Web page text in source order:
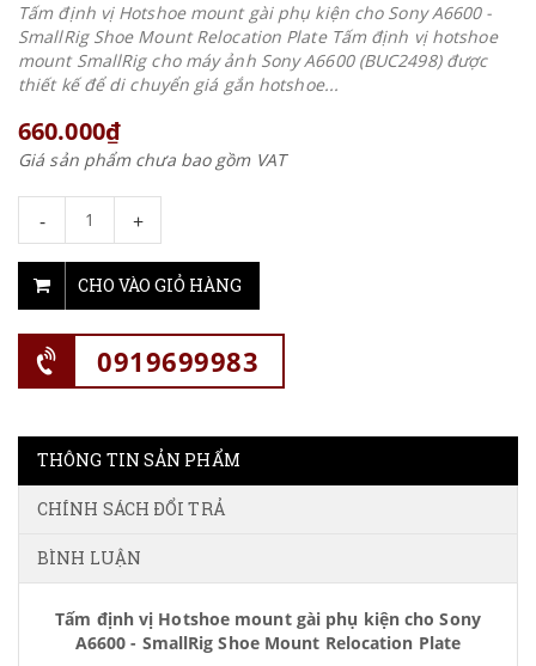
Tấm định vị Hotshoe mount gài phụ kiện cho Sony A6600 -
SmallRig Shoe Mount Relocation Plate Tấm định vị hotshoe
mount SmallRig cho máy ảnh Sony A6600 (BUC2498) được
thiết kế để di chuyển giá gắn hotshoe...
660.000₫
Giá sản phẩm chưa bao gồm VAT
- +
CHO VÀO GIỎ HÀNG
0919699983
THÔNG TIN SẢN PHẨM
CHÍNH SÁCH ĐỔI TRẢ
BÌNH LUẬN
Tấm định vị Hotshoe mount gài phụ kiện cho Sony
A6600 - SmallRig Shoe Mount Relocation Plate